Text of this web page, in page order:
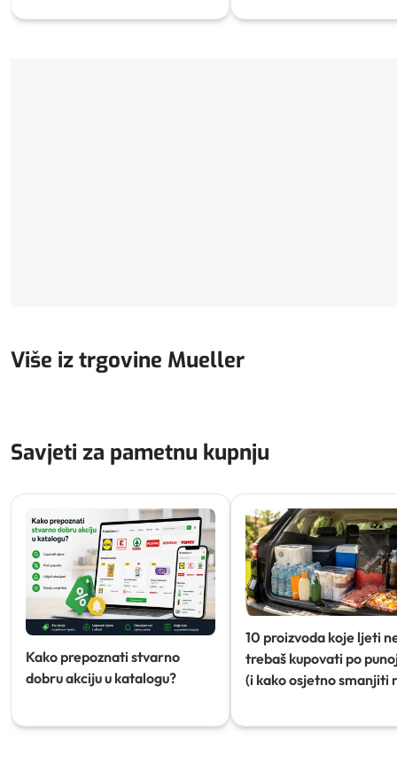
Više iz trgovine Mueller
Savjeti za pametnu kupnju
Kako prepoznati stvarno
dobru akciju u katalogu?
10 proizvoda koje ljeti
trebaš kupovati po
(i kako osjetno smanjiti